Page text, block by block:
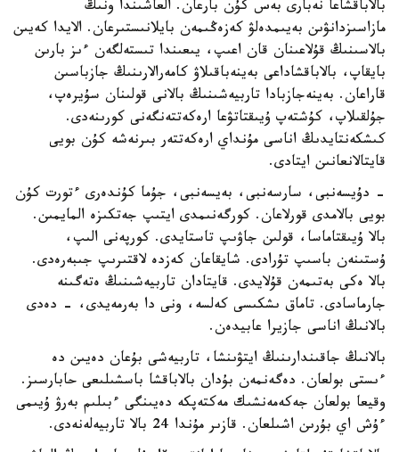
بالاباقشاعا نەبارى بەس كۇن بارعان. العاشىندا ونىڭ
مازاسىزدانۋىن بەيىمدەلۋ كەزەڭىمەن بايلانىستىرعان. الايدا كەيىن
بالاسىنىڭ قۇلاعىنان قان اعىپ، يىعىندا تىستەلگەن ءىز بارىن
بايقاپ، بالاباقشاداعى بەينەباقىلاۋ كامەرالارىنىڭ جازباسىن
قاراعان. بەينەجازبادا تاربيەشىنىڭ بالانى قولىنان سۇيرەپ،
جۇلقىلاپ، كۇشتەپ ۇيىقتاتۋعا ارەكەتتەنگەنى كورىنەدى.
كىشكەنتايدىڭ اناسى مۇنداي ارەكەتتەر بىرنەشە كۇن بويى
قايتالانعانىن ايتادى.
- دۇيسەنبى، سارسەنبى، بەيسەنبى، جۇما كۇندەرى ءتورت كۇن
بويى بالامدى قورلاعان. كورگەنىمدى ايتىپ جەتكىزە المايمىن.
بالا ۇيىقتاماسا، قولىن جاۋىپ تاستايدى. كورپەنى الىپ،
ۇستىنەن باسىپ تۇرادى. شايقاعان كەزدە لاقتىرىپ جىبەرەدى.
بالا ەكى بەتىمەن قۇلايدى. قايتادان تاربيەشىنىڭ ەتەگىنە
جارماسادى. تاماق ىشكىسى كەلسە، ونى دا بەرمەيدى، - دەدى
بالانىڭ اناسى جازيرا عابيدەن.
بالانىڭ جاقىندارىنىڭ ايتۋىنشا، تاربيەشى بۇعان دەيىن دە
ءىستى بولعان. دەگەنمەن بۇدان بالاباقشا باسشىلىعى حابارسىز.
وقيعا بولعان جەكەمەنشىك مەكتەپكە دەيىنگى ءبىلىم بەرۋ ۇيىمى
ءۇش اي بۇرىن اشىلعان. قازىر مۇندا 24 بالا تاربيەلەنەدى.